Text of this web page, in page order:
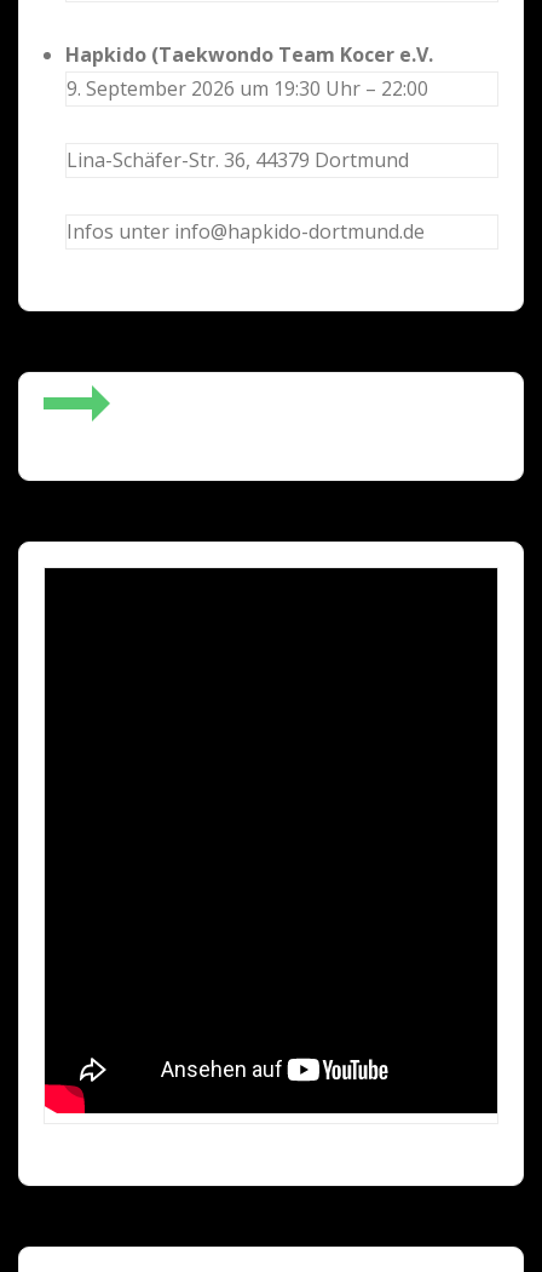
Hapkido (Taekwondo Team Kocer e.V.
9. September 2026 um 19:30 Uhr – 22:00
Lina-Schäfer-Str. 36, 44379 Dortmund
Infos unter info@hapkido-dortmund.de